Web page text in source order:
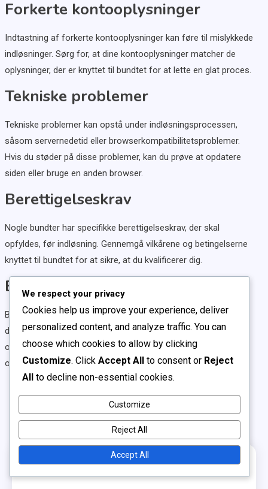
Forkerte kontooplysninger
Indtastning af forkerte kontooplysninger kan føre til mislykkede
indløsninger. Sørg for, at dine kontooplysninger matcher de
oplysninger, der er knyttet til bundtet for at lette en glat proces.
Tekniske problemer
Tekniske problemer kan opstå under indløsningsprocessen,
såsom servernedetid eller browserkompatibilitetsproblemer.
Hvis du støder på disse problemer, kan du prøve at opdatere
siden eller bruge en anden browser.
Berettigelseskrav
Nogle bundter har specifikke berettigelseskrav, der skal
opfyldes, før indløsning. Gennemgå vilkårene og betingelserne
knyttet til bundtet for at sikre, at du kvalificerer dig.
Begrænsninger på bundter
Begrænsninger kan gælde for visse bundter, hvilket begrænser
deres brug til specifikke produkter eller tjenester. Vær
opmærksom på disse begrænsninger for at undgå
overraskelser, når du indløser dit bundt.
Posts
pagination
1 2 Next
Links
We respect your privacy
Cookies help us improve your experience, deliver
personalized content, and analyze traffic. You can
choose which cookies to allow by clicking
Customize. Click Accept All to consent or Reject
All to decline non-essential cookies.
Customize
Reject All
Accept All